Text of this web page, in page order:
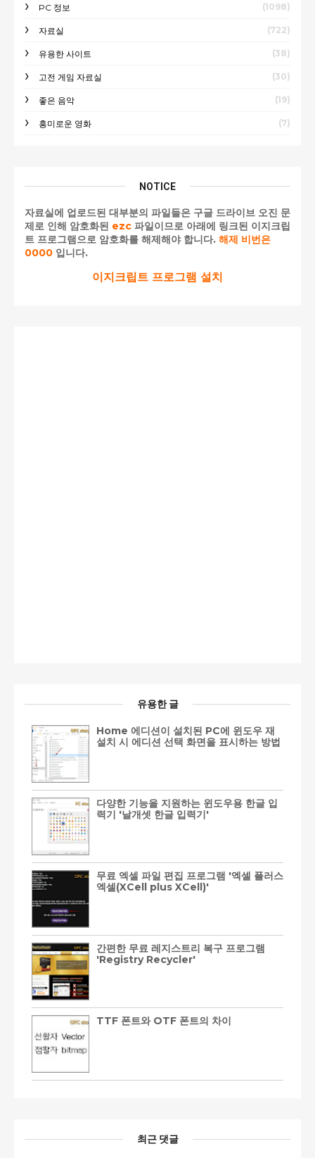
PC 정보 (1098)
자료실 (722)
유용한 사이트 (38)
고전 게임 자료실 (30)
좋은 음악 (19)
흥미로운 영화 (7)
NOTICE
자료실에 업로드된 대부분의 파일들은 구글 드라이브 오진 문
제로 인해 암호화된 ezc 파일이므로 아래에 링크된 이지크립
트 프로그램으로 암호화를 해제해야 합니다. 해제 비번은
0000 입니다.
이지크립트 프로그램 설치
유용한 글
Home 에디션이 설치된 PC에 윈도우 재
설치 시 에디션 선택 화면을 표시하는 방법
다양한 기능을 지원하는 윈도우용 한글 입
력기 '날개셋 한글 입력기'
무료 엑셀 파일 편집 프로그램 '엑셀 플러스
엑셀(XCell plus XCell)'
간편한 무료 레지스트리 복구 프로그램
'Registry Recycler'
TTF 폰트와 OTF 폰트의 차이
최근 댓글